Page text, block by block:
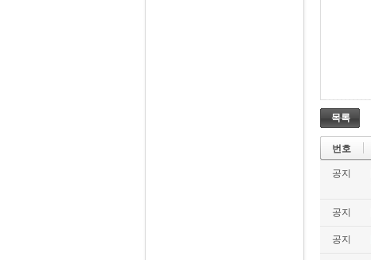
목록
번호
공지
공지
공지